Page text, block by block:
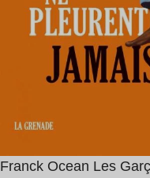
Franck Ocean Les